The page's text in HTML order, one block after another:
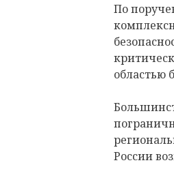
По
областью
России